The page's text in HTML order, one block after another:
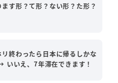
す形？て形？ない形？た形？
リ終わったら日本に帰るしかな
いいえ、7年滞在できます！